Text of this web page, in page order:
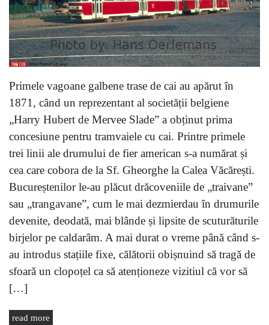
Primele vagoane galbene trase de cai au apărut în
1871, când un reprezentant al societății belgiene
„Harry Hubert de Mervee Slade” a obținut prima
concesiune pentru tramvaiele cu cai. Printre primele
trei linii ale drumului de fier american s-a numărat și
cea care cobora de la Sf. Gheorghe la Calea Văcărești.
Bucureștenilor le-au plăcut drăcoveniile de „traivane”
sau „trangavane”, cum le mai dezmierdau în drumurile
devenite, deodată, mai blânde și lipsite de scuturăturile
birjelor pe caldarâm. A mai durat o vreme până când s-
au introdus stațiile fixe, călătorii obișnuind să tragă de
sfoară un clopoțel ca să atenționeze vizitiul că vor să
[…]
read more